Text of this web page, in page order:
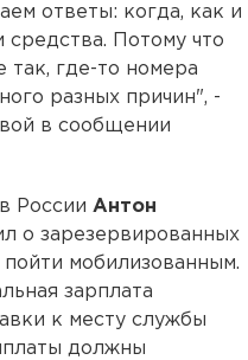
ответы: когда, как и
Потому что
так, где-то номера
разных причин", -
в сообщении
России Антон
о зарезервированных
мобилизованным.
зарплата
к месту службы
должны